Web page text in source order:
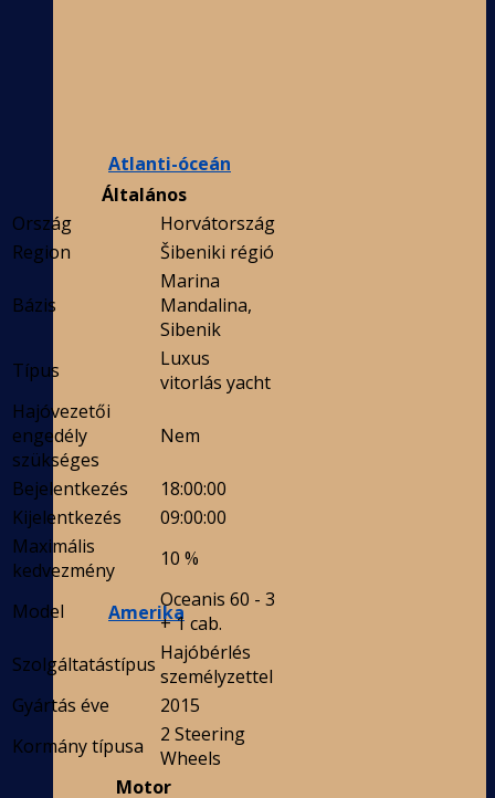
Atlanti-óceán
Amerika
Általános
Ország
Horvátország
Region
Šibeniki régió
Bázis
Marina
Mandalina,
Sibenik
Típus
Luxus
vitorlás yacht
Hajóvezetői
engedély
szükséges
Nem
Bejelentkezés
18:00:00
Kijelentkezés
09:00:00
Maximális
kedvezmény
10 %
Model
Oceanis 60 - 3
+ 1 cab.
Szolgáltatástípus Hajóbérlés
személyzettel
Gyártás éve
2015
Kormány típusa
2 Steering
Wheels
Motor